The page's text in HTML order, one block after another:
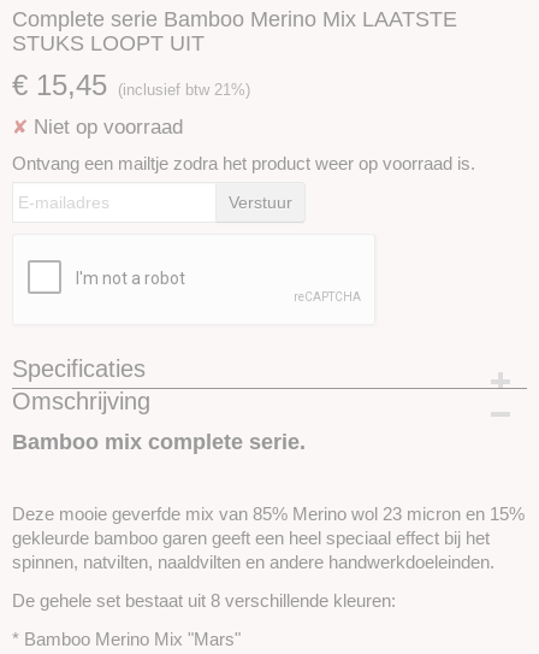
Complete serie Bamboo Merino Mix LAATSTE
STUKS LOOPT UIT
€ 15,45 (inclusief btw 21%)
✘ Niet op voorraad
Ontvang een mailtje zodra het product weer op voorraad is.
Verstuur
Specificaties
Productcode
Omschrijving
Bamboo mix complete serie.
Deze mooie geverfde mix van 85% Merino wol 23 micron en 15%
gekleurde bamboo garen geeft een heel speciaal effect bij het
spinnen, natvilten, naaldvilten en andere handwerkdoeleinden.
De gehele set bestaat uit 8 verschillende kleuren:
* Bamboo Merino Mix "Mars"